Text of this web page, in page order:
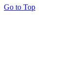
Go to Top